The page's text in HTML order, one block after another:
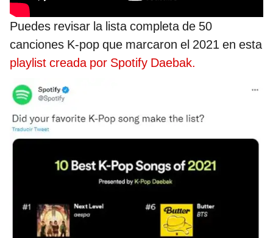
Puedes revisar la lista completa de 50
canciones K-pop que marcaron el 2021 en esta
playlist creada por Spotify Daebak.